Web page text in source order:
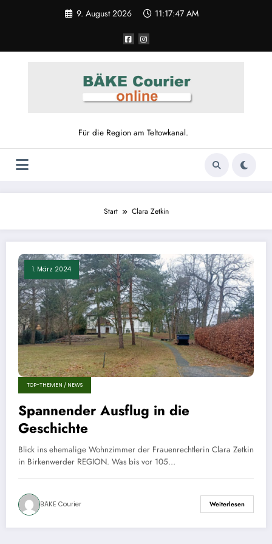
9. August 2026 11:17:47 AM
Für die Region am Teltowkanal.
Start Clara Zetkin
1. März 2024
TOP-THEMEN / NEWS
Spannender Ausflug in die
Geschichte
Blick ins ehemalige Wohnzimmer der Frauenrechtlerin Clara Zetkin
in Birkenwerder REGION. Was bis vor 105…
BÄKE Courier Weiterlesen